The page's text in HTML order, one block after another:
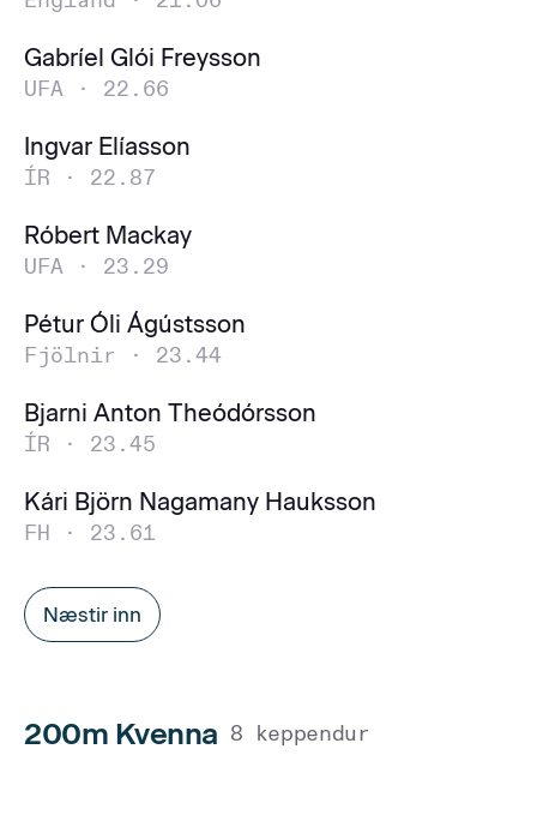
Gabríel Glói Freysson
UFA · 22.66
Ingvar Elíasson
ÍR · 22.87
Róbert Mackay
UFA · 23.29
Pétur Óli Ágústsson
Fjölnir · 23.44
Bjarni Anton Theódórsson
ÍR · 23.45
Kári Björn Nagamany Hauksson
FH · 23.61
Næstir inn
200m Kvenna 8 keppendur